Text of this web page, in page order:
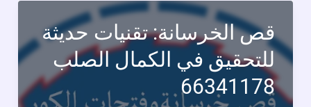
الخرسانة
بالكويت
66341178
قص الخرسانة: تقنيات حديثة
للتحقيق في الكمال الصلب
66341178